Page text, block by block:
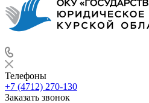
Телефоны
+7 (4712) 270-130
Заказать звонок